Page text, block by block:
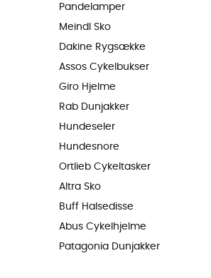
Pandelamper
Meindl Sko
Dakine Rygsække
Assos Cykelbukser
Giro Hjelme
Rab Dunjakker
Hundeseler
Hundesnore
Ortlieb Cykeltasker
Altra Sko
Buff Halsedisse
Abus Cykelhjelme
Patagonia Dunjakker